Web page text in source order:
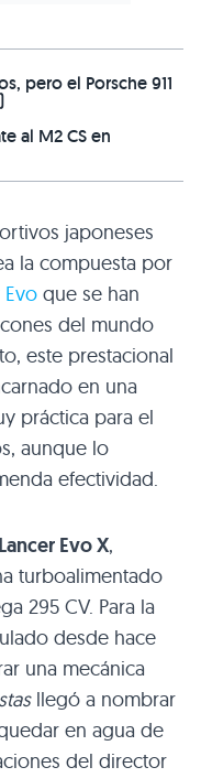
pero el Porsche 911
al M2 CS en
japoneses
la compuesta por
que se han
del mundo
este prestacional
en una
práctica para el
aunque lo
efectividad.
Lancer Evo X,
turboalimentado
295 CV. Para la
desde hace
una mecánica
llegó a nombrar
en agua de
del director